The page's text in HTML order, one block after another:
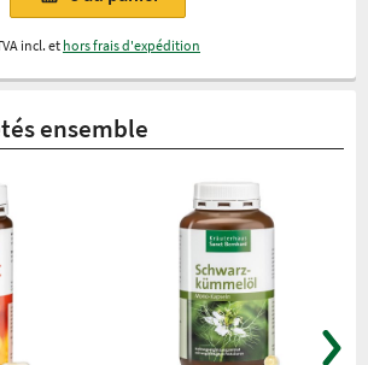
incl. ethors frais d'expédition
ensemble